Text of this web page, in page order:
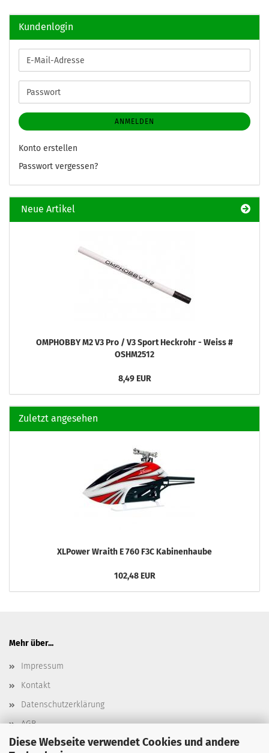
Diese Webseite verwendet Cookies und andere
Kundenlogin
E-
Mail-
Adresse
Passwort
ANMELDEN
Konto erstellen
Passwort vergessen?
Neue Artikel
OMPHOBBY M2 V3 Pro / V3 Sport Heckrohr - Weiss #
OSHM2512
8,49 EUR
Zuletzt angesehen
XLPower Wraith E 760 F3C Kabinenhaube
102,48 EUR
Mehr über...
Impressum
Kontakt
Datenschutzerklärung
AGB
Versand- & Zahlungsbedingungen, Versandkosten